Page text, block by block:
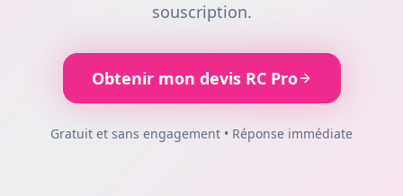
souscription.
Obtenir mon devis RC Pro
Gratuit et sans engagement • Réponse immédiate